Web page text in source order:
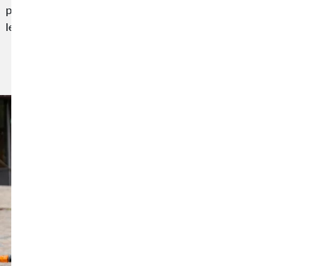
pour bien postuler ainsi que des informations utiles concernant
les salaires et assurances.